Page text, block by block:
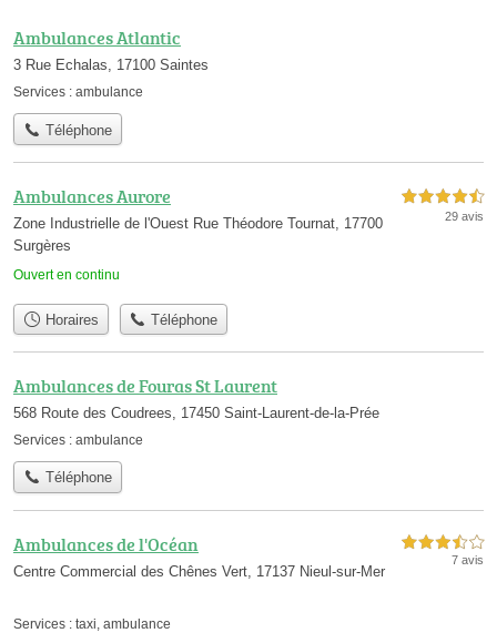
Ambulances Atlantic
3 Rue Echalas, 17100 Saintes
Services : ambulance
Téléphone
Ambulances Aurore
Zone Industrielle de l'Ouest Rue Théodore Tournat, 17700
Surgères
Ouvert en continu
4,5 étoiles sur 5
29 avis
Horaires Téléphone
Ambulances de Fouras St Laurent
568 Route des Coudrees, 17450 Saint-Laurent-de-la-Prée
Services : ambulance
Téléphone
Ambulances de l'Océan
Centre Commercial des Chênes Vert, 17137 Nieul-sur-Mer
3,5 étoiles sur 5
7 avis
Services : taxi ambulance